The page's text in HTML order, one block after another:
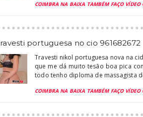
COIMBRA NA BAIXA TAMBÉM FAÇO VÍDEO
travesti portuguesa no cio 961682672
Travesti nikol portuguesa nova na
que me dá muito tesão boa pica
todo tenho diploma de massagista
COIMBRA NA BAIXA TAMBÉM FAÇO VÍDEO